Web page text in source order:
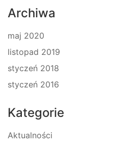
Archiwa
maj 2020
listopad 2019
styczeń 2018
styczeń 2016
Kategorie
Aktualności